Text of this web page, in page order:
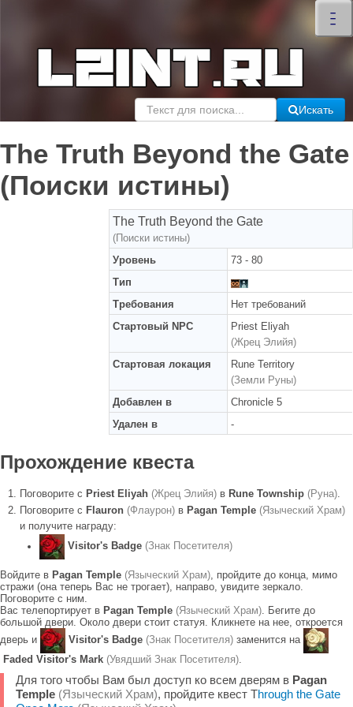
–
–
–
×
Искать
The Truth Beyond the Gate
(Поиски истины)
The Truth Beyond the Gate
(Поиски истины)
Уровень
73 - 80
Тип
Требования
Нет требований
Стартовый NPC
Priest Eliyah
(Жрец Элийя)
Стартовая локация
Rune Territory
(Земли Руны)
Добавлен в
Chronicle 5
Удален в
-
Прохождение квеста
Поговорите с Priest Eliyah (Жрец Элийя) в Rune Township (Руна).
Поговорите с Flauron (Флаурон) в Pagan Temple (Языческий Храм)
и получите награду:
Visitor's Badge (Знак Посетителя)
Войдите в Pagan Temple (Языческий Храм), пройдите до конца, мимо
стражи (она теперь Вас не трогает), направо, увидите зеркало.
Поговорите с ним.
Вас телепортирует в Pagan Temple (Языческий Храм). Бегите до
большой двери. Около двери стоит статуя. Кликнете на нее, откроется
дверь и
Visitor's Badge (Знак Посетителя) заменится на
Faded Visitor's Mark (Увядший Знак Посетителя).
Для того чтобы Вам был доступ ко всем дверям в Pagan
Temple (Языческий Храм), пройдите квест Through the Gate